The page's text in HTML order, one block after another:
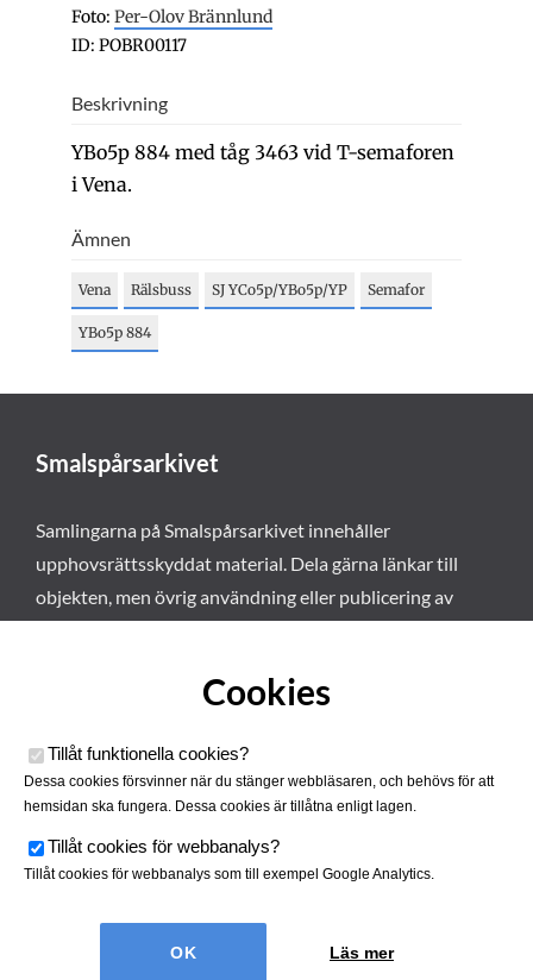
Foto: Per-Olov Brännlund
ID: POBR00117
Beskrivning
YBo5p 884 med tåg 3463 vid T-semaforen
i Vena.
Ämnen
Vena Rälsbuss SJ YCo5p/YBo5p/YP Semafor
YBo5p 884
Smalspårsarkivet
Samlingarna på Smalspårsarkivet innehåller
upphovsrättsskyddat material. Dela gärna länkar till
objekten, men övrig användning eller publicering av
Smalspårsarkivet drivs av
Tjustbygdens Järnvägsförening
Cookies
Tillåt funktionella cookies?
Dessa cookies försvinner när du stänger webbläsaren, och behövs för att
hemsidan ska fungera. Dessa cookies är tillåtna enligt lagen.
Tillåt cookies för webbanalys?
Tillåt cookies för webbanalys som till exempel Google Analytics.
Läs mer